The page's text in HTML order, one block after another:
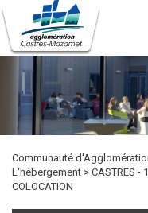
contenu
principal
Menu
nav
Communauté
L'hébergement
CASTRES -
COLOCATION